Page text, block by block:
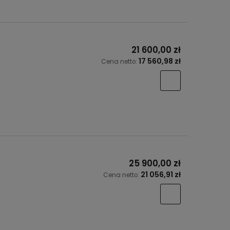
21 600,00 zł
Cena netto: 17 560,98 zł
25 900,00 zł
Cena netto: 21 056,91 zł